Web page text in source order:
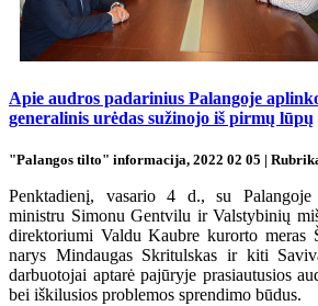
Apie audros padarinius Palangoje
generalinis urėdas sužinojo iš pirmų lūpų
"Palangos tilto" informacija, 2022 02 05 |
Penktadienį, vasario 4 d., su Palangoje
ministru Simonu Gentvilu ir Valstybinių
direktoriumi Valdu Kaubre kurorto meras
narys Mindaugas Skritulskas ir kiti
darbuotojai aptarė pajūryje prasiautusios
bei iškilusios problemos sprendimo būdus.